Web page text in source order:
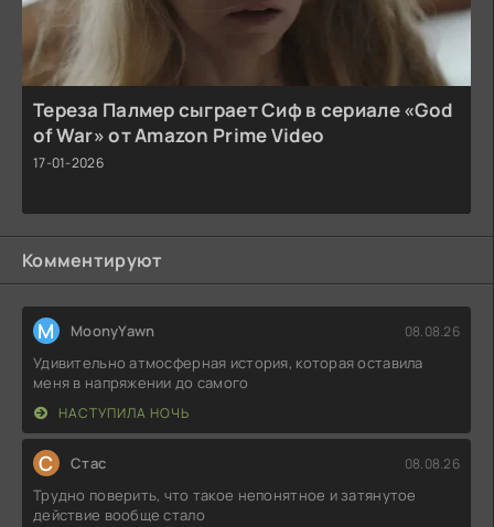
Тереза Палмер сыграет Сиф в сериале «God
of War» от Amazon Prime Video
17-01-2026
Комментируют
M MoonyYawn 08.08.26
Удивительно атмосферная история, которая оставила
меня в напряжении до самого
НАСТУПИЛА НОЧЬ
С Стас 08.08.26
Трудно поверить, что такое непонятное и затянутое
действие вообще стало